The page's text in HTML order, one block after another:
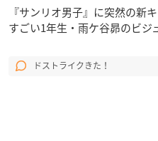
『サンリオ男子』に突然の新
すごい1年生・雨ケ谷昴のビジ
ドストライクきた！